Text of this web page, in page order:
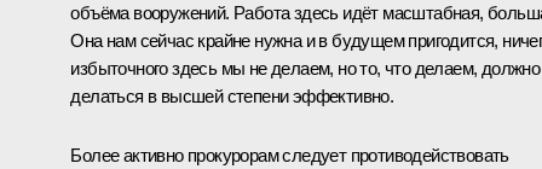
объёма вооружений. Работа здесь идёт масштабная,
Она нам сейчас крайне нужна и в будущем пригодится,
избыточного здесь мы не делаем, но то, что делаем, должно
делаться в высшей степени эффективно.
Более активно прокурорам следует противодействовать